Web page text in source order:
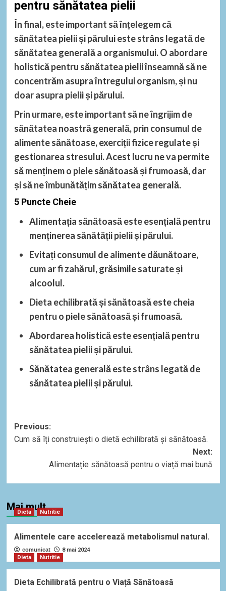
pentru sănătatea pielii
În final, este important să înțelegem că
sănătatea pielii și părului este strâns legată de
sănătatea generală a organismului. O abordare
holistică pentru sănătatea pielii înseamnă să ne
concentrăm asupra întregului organism, și nu
doar asupra pielii și părului.
Prin urmare, este important să ne îngrijim de
sănătatea noastră generală, prin consumul de
alimente sănătoase, exerciții fizice regulate și
gestionarea stresului. Acest lucru ne va permite
să menținem o piele sănătoasă și frumoasă, dar
și să ne îmbunătățim sănătatea generală.
5 Puncte Cheie
Alimentația sănătoasăeste esențială pentru
menținerea sănătății pielii și părului.
Evitați consumul de alimente dăunătoare,
cum ar fi zahărul, grăsimile saturate și
alcoolul.
Dieta echilibrată și sănătoasăeste cheia
pentru o piele sănătoasă și frumoasă.
Abordarea holisticăeste esențială pentru
sănătatea pielii și părului.
Sănătatea generalăeste strâns legată de
sănătatea pielii și părului.
Post
navigation
Previous:
Cum să îți construiești o dietă echilibrată și sănătoasă.
Next:
Alimentație sănătoasă pentru o viață mai bună
Mai mult
Dieta Nutritie
Alimentele care accelerează metabolismul natural.
comunicat
8 mai 2024
Dieta
Nutritie
Dieta Echilibrată pentru o Viață Sănătoasă